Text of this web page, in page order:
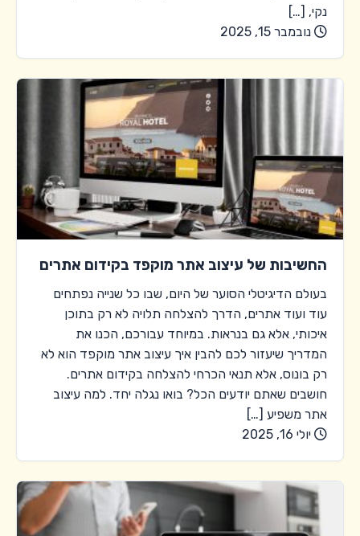
נקי, […]
נובמבר 15, 2025
החשיבות של עיצוב אתר מוקפד בקידום אתרים
בעולם הדיגיטלי הסוער של היום, שבו כל שנייה נפתחים
עוד ועוד אתרים, הדרך להצלחה תלויה לא רק בתוכן
איכותי, אלא גם בנראות. במיוחד עבורכם, הכנו את
המדריך שיעזור לכם להבין איך עיצוב אתר מוקפד הוא לא
רק בונוס, אלא תנאי הכרחי להצלחה בקידום אתרים.
חושבים שאתם יודעים הכל? בואו נגלה יחד. למה עיצוב
אתר משפיע […]
יולי 16, 2025